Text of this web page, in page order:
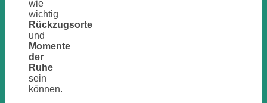
wie
wichtig
Rückzugsorte
und
Momente
der
Ruhe
sein
können.